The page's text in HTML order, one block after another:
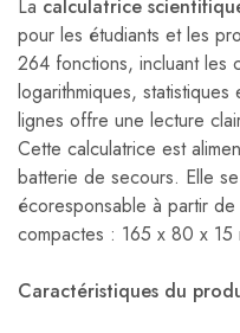
La calculatrice
pour les étudiants et les
264 fonctions, incluant les
logarithmiques,
lignes offre une lecture
Cette calculatrice est
batterie de secours. Elle
écoresponsable à partir
compactes : 165 x 80 x 15
Caractéristiques du